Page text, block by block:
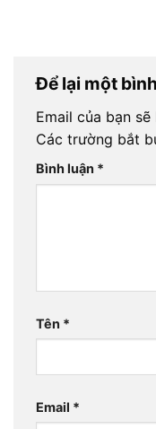
Để lại một
Email của bạn
Các trường bắt
Bình luận *
Tên *
Email *